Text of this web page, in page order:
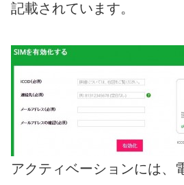
記載されています。
アクティベーションには、